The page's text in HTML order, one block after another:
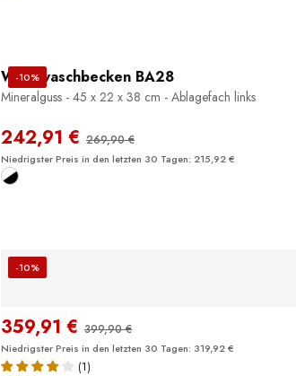
-10%
Wandwaschbecken BA28
Mineralguss - 45 x 22 x 38 cm - Ablagefach links
242,91 € 269,90 €
Niedrigster Preis in den letzten 30 Tagen: 215,92 €
-10%
Seitenschrank EDGE 170 cm
359,91 € 399,90 €
Niedrigster Preis in den letzten 30 Tagen: 319,92 €
(1)